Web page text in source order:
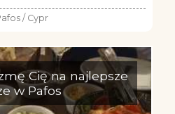
/ Cypr
Cię na najlepsze
w Pafos